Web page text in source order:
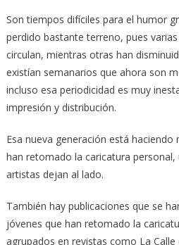
Son tiempos difíciles para el humor
perdido bastante terreno, pues
circulan, mientras otras han
existían semanarios que ahora son
incluso esa periodicidad es muy
impresión y distribución.
Esa nueva generación está
han retomado la caricatura
artistas dejan al lado.
También hay publicaciones que se
jóvenes que han retomado la
agrupados en revistas como La